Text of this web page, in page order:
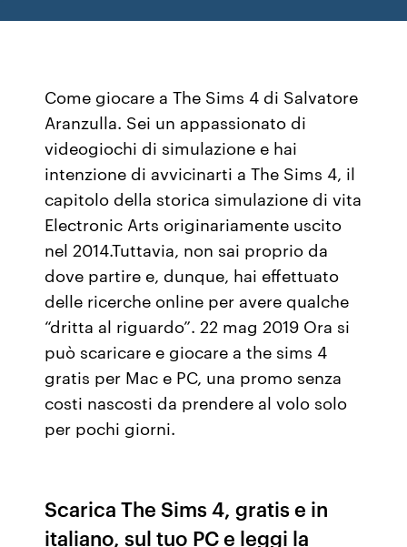
Come giocare a The Sims 4 di Salvatore
Aranzulla. Sei un appassionato di
videogiochi di simulazione e hai
intenzione di avvicinarti a The Sims 4, il
capitolo della storica simulazione di vita
Electronic Arts originariamente uscito
nel 2014.Tuttavia, non sai proprio da
dove partire e, dunque, hai effettuato
delle ricerche online per avere qualche
“dritta al riguardo”. 22 mag 2019 Ora si
può scaricare e giocare a the sims 4
gratis per Mac e PC, una promo senza
costi nascosti da prendere al volo solo
per pochi giorni.
Scarica The Sims 4, gratis e in
italiano, sul tuo PC e leggi la